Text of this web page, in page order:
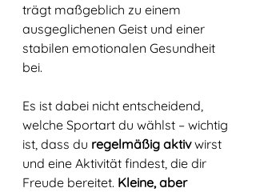
trägt maßgeblich zu einem
ausgeglichenen Geist und einer
stabilen emotionalen Gesundheit
bei.
Es ist dabei nicht entscheidend,
welche Sportart du wählst – wichtig
ist, dass du regelmäßig aktiv wirst
und eine Aktivität findest, die dir
Freude bereitet. Kleine, aber